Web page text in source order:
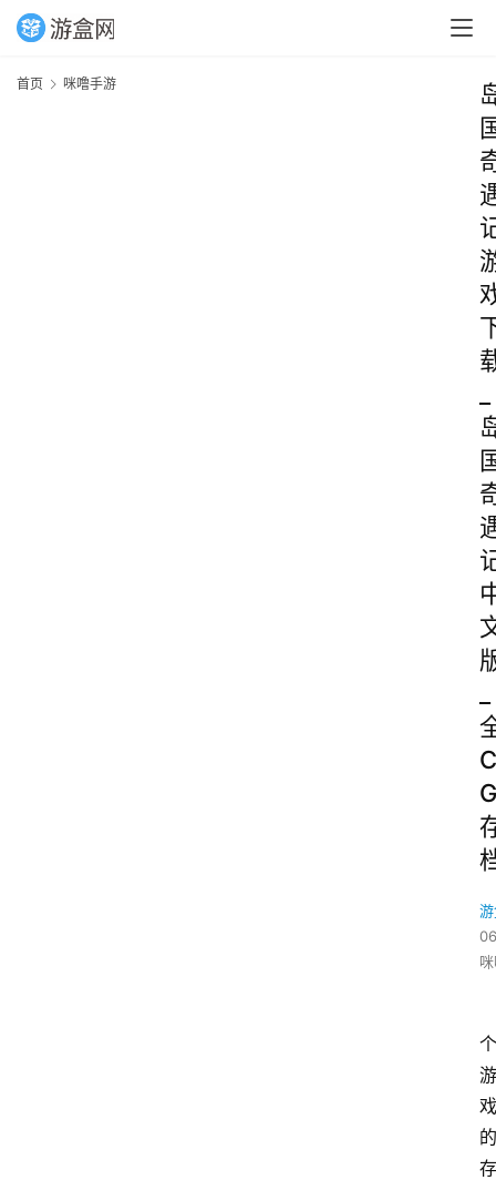
首页 咪噜手游
C
G
个
游
戏
的
存